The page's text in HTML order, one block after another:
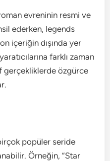
evreninin resmi ve
ederken, legends
içeriğin dışında yer
farklı zaman
özgürce
popüler seride
Örneğin, “Star